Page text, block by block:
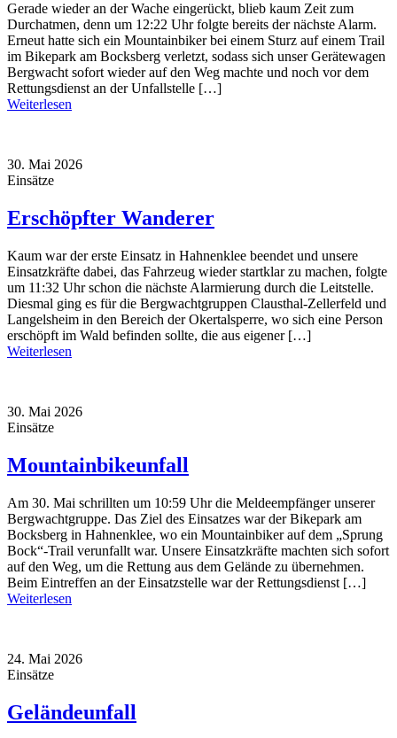
Gerade wieder an der Wache eingerückt, blieb kaum Zeit zum
Durchatmen, denn um 12:22 Uhr folgte bereits der nächste Alarm.
Erneut hatte sich ein Mountainbiker bei einem Sturz auf einem Trail
im Bikepark am Bocksberg verletzt, sodass sich unser Gerätewagen
Bergwacht sofort wieder auf den Weg machte und noch vor dem
Rettungsdienst an der Unfallstelle […]
Weiterlesen
30. Mai 2026
Einsätze
Erschöpfter Wanderer
Kaum war der erste Einsatz in Hahnenklee beendet und unsere
Einsatzkräfte dabei, das Fahrzeug wieder startklar zu machen, folgte
um 11:32 Uhr schon die nächste Alarmierung durch die Leitstelle.
Diesmal ging es für die Bergwachtgruppen Clausthal-Zellerfeld und
Langelsheim in den Bereich der Okertalsperre, wo sich eine Person
erschöpft im Wald befinden sollte, die aus eigener […]
Weiterlesen
30. Mai 2026
Einsätze
Mountainbikeunfall
Am 30. Mai schrillten um 10:59 Uhr die Meldeempfänger unserer
Bergwachtgruppe. Das Ziel des Einsatzes war der Bikepark am
Bocksberg in Hahnenklee, wo ein Mountainbiker auf dem „Sprung
Bock“-Trail verunfallt war. Unsere Einsatzkräfte machten sich sofort
auf den Weg, um die Rettung aus dem Gelände zu übernehmen.
Beim Eintreffen an der Einsatzstelle war der Rettungsdienst […]
Weiterlesen
24. Mai 2026
Einsätze
Geländeunfall